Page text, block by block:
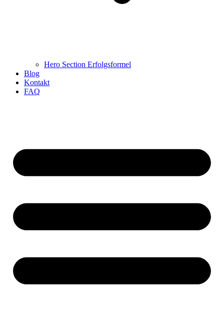
Hero Section Erfolgsformel
Blog
Kontakt
FAQ